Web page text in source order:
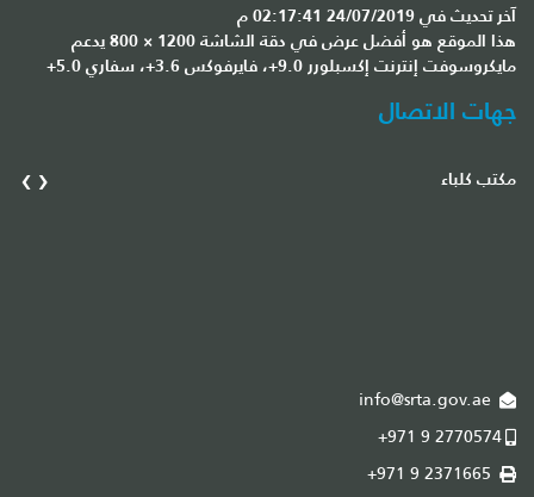
آخر تحديث في 24/07/2019 02:17:41 م
هذا الموقع هو أفضل عرض في دقة الشاشة 1200 × 800 يدعم
مايكروسوفت إنترنت إكسبلورر 9.0+، فايرفوكس 3.6+، سفاري 5.0+
جهات الاتصال
مكتب كلباء
info@srta.gov.ae
+971 9 2770574
+971 9 2371665
‹
›